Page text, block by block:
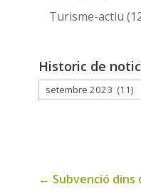
Turisme-actiu
Historic de
Historic
← Subvenció dins